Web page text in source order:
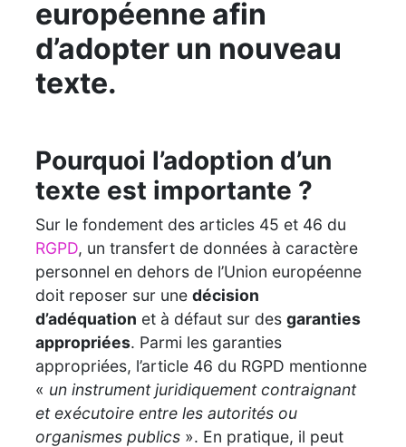
européenne afin
d’adopter un nouveau
texte.
Pourquoi l’adoption d’un
texte est importante ?
Sur le fondement des articles 45 et 46 du
RGPD, un transfert de données à caractère
personnel en dehors de l’Union européenne
doit reposer sur une décision
d’adéquation et à défaut sur des garanties
appropriées. Parmi les garanties
appropriées, l’article 46 du RGPD mentionne
« un instrument juridiquement contraignant
et exécutoire entre les autorités ou
organismes publics ». En pratique, il peut